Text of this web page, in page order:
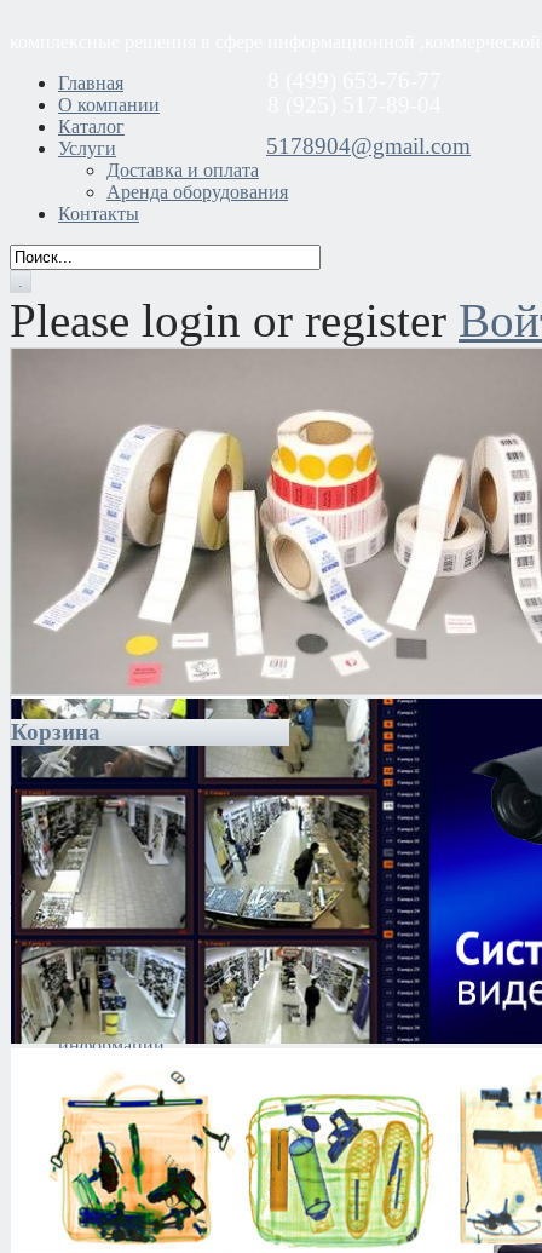
5178904@gmail.com
Главная
О компании
Каталог
Услуги
Доставка и оплата
Аренда оборудования
Контакты
Please login or register
Корзина
Каталог
Антитеррористическое
оборудование
Поиск и выявление
каналов утечки
информации
Технические средства
защиты информации
Тепловизоры
Криминалистическая
техника
Поисково-досмотровое
оборудование
Средства
документирования и